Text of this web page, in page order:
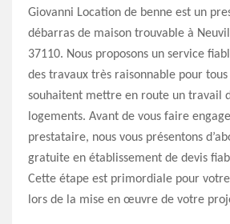
Giovanni Location de benne est un
débarras de maison trouvable à
37110. Nous proposons un service
des travaux très raisonnable pour tous
souhaitent mettre en route un travail
logements. Avant de vous faire
prestataire, nous vous présentons
gratuite en établissement de devis
Cette étape est primordiale pour
lors de la mise en œuvre de votre